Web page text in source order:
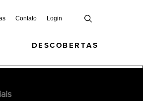
Contato Login
DESCOBERTAS